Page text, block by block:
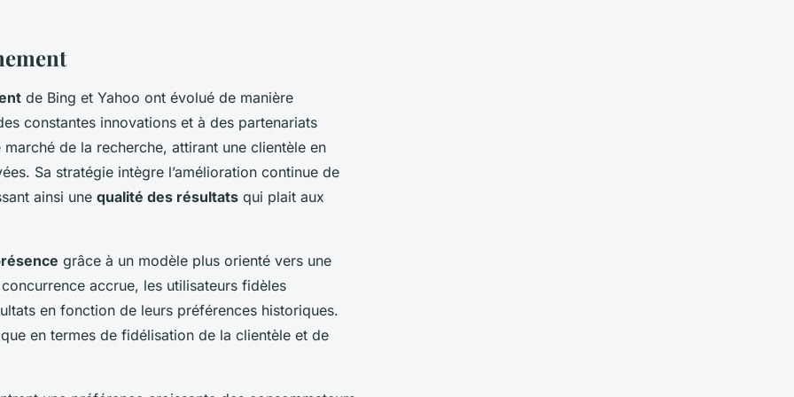
de Bing et Yahoo ont évolué de manière
constantes innovations et à des partenariats
de la recherche, attirant une clientèle en
Sa stratégie intègre l’amélioration continue de
ainsi une qualité des résultats qui plait aux
grâce à un modèle plus orienté vers une
accrue, les utilisateurs fidèles
en fonction de leurs préférences historiques.
en termes de fidélisation de la clientèle et de